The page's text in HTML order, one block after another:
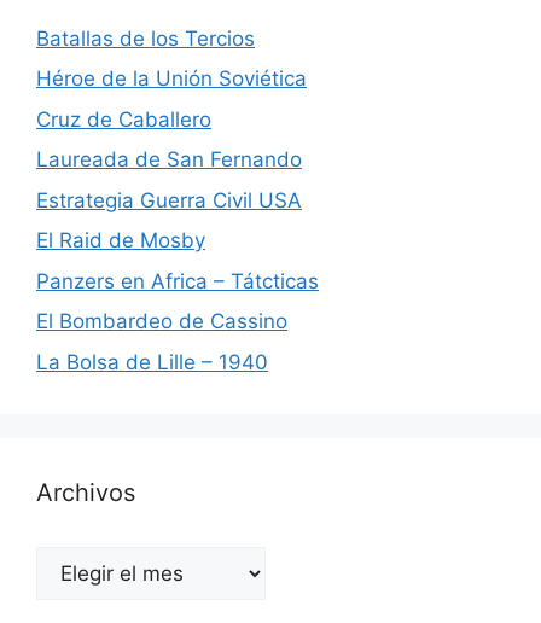
Batallas de los Tercios
Héroe de la Unión Soviética
Cruz de Caballero
Laureada de San Fernando
Estrategia Guerra Civil USA
El Raid de Mosby
Panzers en Africa – Tátcticas
El Bombardeo de Cassino
La Bolsa de Lille – 1940
Archivos
Archivos